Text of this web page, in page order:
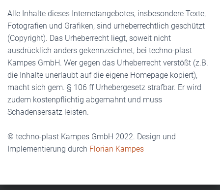
Alle Inhalte dieses Internetangebotes, insbesondere Texte,
Fotografien und Grafiken, sind urheberrechtlich geschützt
(Copyright). Das Urheberrecht liegt, soweit nicht
ausdrücklich anders gekennzeichnet, bei techno-plast
Kampes GmbH. Wer gegen das Urheberrecht verstößt (z.B.
die Inhalte unerlaubt auf die eigene Homepage kopiert),
macht sich gem. § 106 ff Urhebergesetz strafbar. Er wird
zudem kostenpflichtig abgemahnt und muss
Schadensersatz leisten.
© techno-plast Kampes GmbH 2022. Design und
Implementierung durch Florian Kampes